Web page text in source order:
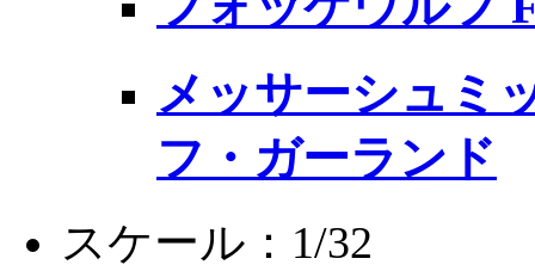
メッサーシュミ
フ・ガーランド
スケール：1/32